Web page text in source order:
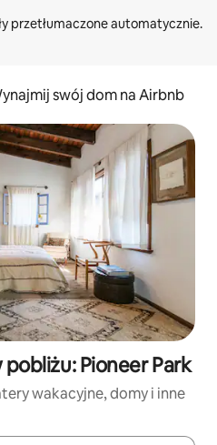
swój dom na Airbnb
Pioneer Park
wakacyjne, domy i inne